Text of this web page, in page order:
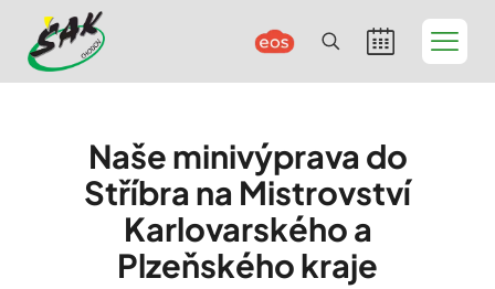
Naše minivýprava do
Stříbra na Mistrovství
Karlovarského a
Plzeňského kraje